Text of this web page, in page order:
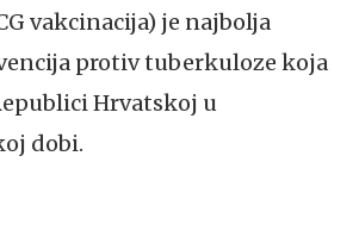
vakcinacija) je najbolja
protiv tuberkuloze koja
Hrvatskoj u
dobi.